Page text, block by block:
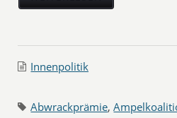
Innenpolitik
Abwrackprämie,